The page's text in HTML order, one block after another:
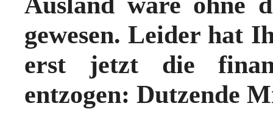
gewesen. Leider hat
erst jetzt die
entzogen: Dutzende